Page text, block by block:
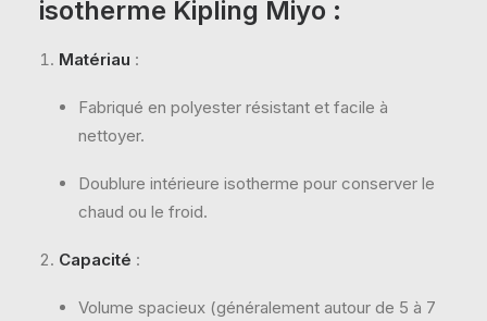
isotherme Kipling Miyo :
Matériau :
Fabriqué en polyester résistant et facile à
nettoyer.
Doublure intérieure isotherme pour conserver le
chaud ou le froid.
Capacité :
Volume spacieux (généralement autour de 5 à 7